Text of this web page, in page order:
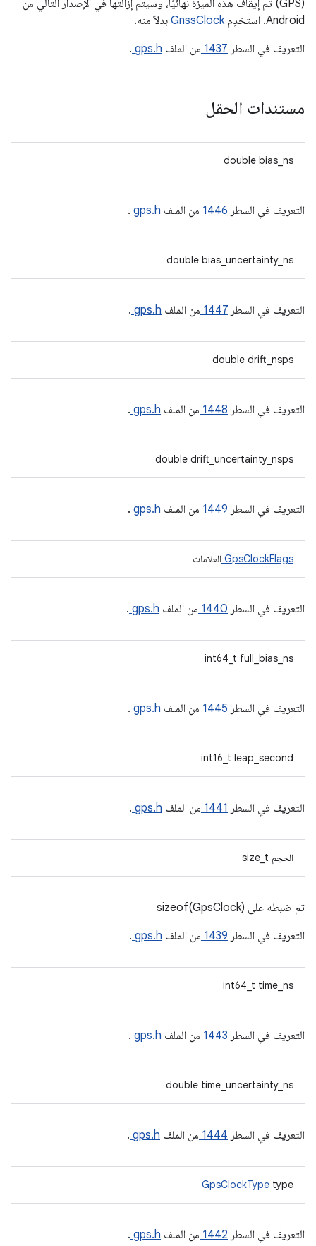
(GPS) تم إيقاف هذه الميزة نهائيًا، وسيتم إزالتها في الإصدار التالي من
Android. استخدِم
GnssClock بدلاً منه.
التعريف في السطر 1437 من الملف gps.h
.
مستندات الحقل
double bias_ns
التعريف في السطر 1446 من الملف gps.h
.
double bias_uncertainty_ns
التعريف في السطر 1447 من الملف gps.h
.
double drift_nsps
التعريف في السطر 1448 من الملف gps.h
.
double drift_uncertainty_nsps
التعريف في السطر 1449 من الملف gps.h
.
GpsClockFlags العلامات
التعريف في السطر 1440 من الملف gps.h
.
int64_t full_bias_ns
التعريف في السطر 1445 من الملف gps.h
.
int16_t leap_second
التعريف في السطر 1441 من الملف gps.h
.
الحجم size_t
تم ضبطه على sizeof(GpsClock)
التعريف في السطر 1439 من الملف gps.h
.
int64_t time_ns
التعريف في السطر 1443 من الملف gps.h
.
double time_uncertainty_ns
التعريف في السطر 1444 من الملف gps.h
.
GpsClockType type
التعريف في السطر 1442 من الملف gps.h
.